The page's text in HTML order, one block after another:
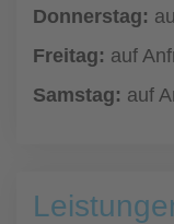
Donnerstag:
Freitag: auf
Samstag: auf